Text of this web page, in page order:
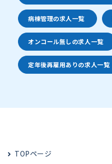
病棟管理の求人一覧
オンコール無しの求人一覧
定年後再雇用ありの求人一覧
TOPページ